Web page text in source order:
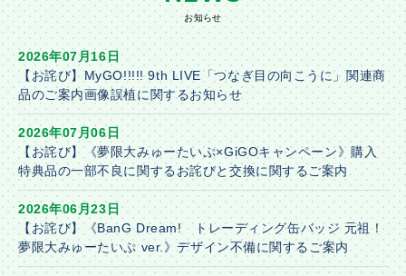
お知らせ
2026年07月16日
【お詫び】MyGO!!!!! 9th LIVE「つなぎ目の向こうに」関連商
品のご案内画像誤植に関するお知らせ
2026年07月06日
【お詫び】《夢限大みゅーたいぷ×GiGOキャンペーン》購入
特典品の一部不良に関するお詫びと交換に関するご案内
2026年06月23日
【お詫び】《BanG Dream! トレーディング缶バッジ 元祖！
夢限大みゅーたいぷ ver.》デザイン不備に関するご案内